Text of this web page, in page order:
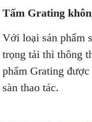
Tấm Grating
Với loại sản phẩm
trọng tải thì thông
phẩm Grating
sàn thao tác.